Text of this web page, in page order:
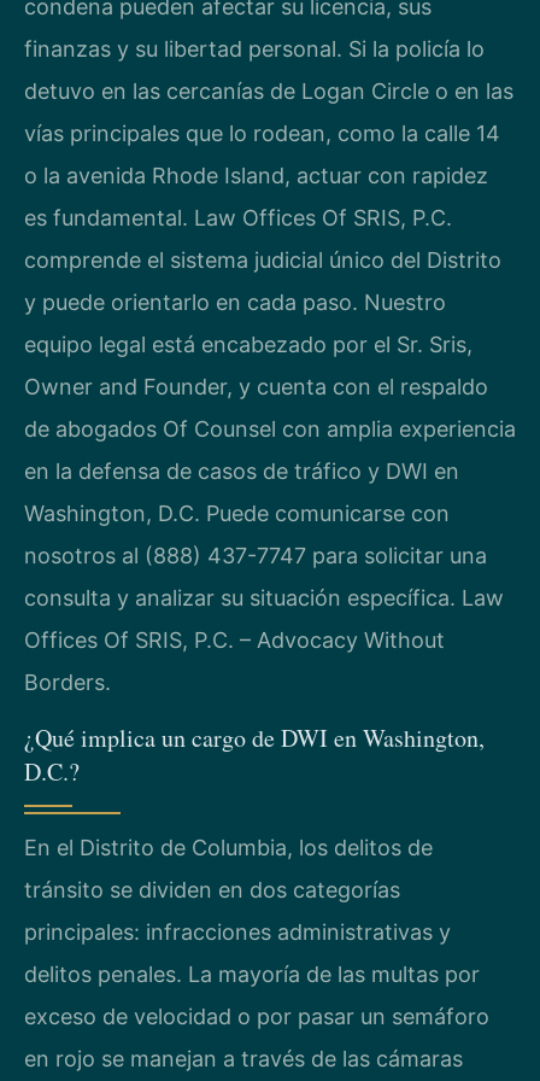
condena pueden afectar su licencia, sus
finanzas y su libertad personal. Si la policía lo
detuvo en las cercanías de Logan Circle o en las
vías principales que lo rodean, como la calle 14
o la avenida Rhode Island, actuar con rapidez
es fundamental. Law Offices Of SRIS, P.C.
comprende el sistema judicial único del Distrito
y puede orientarlo en cada paso. Nuestro
equipo legal está encabezado por el Sr. Sris,
Owner and Founder, y cuenta con el respaldo
de abogados Of Counsel con amplia experiencia
en la defensa de casos de tráfico y DWI en
Washington, D.C. Puede comunicarse con
nosotros al (888) 437-7747 para solicitar una
consulta y analizar su situación específica. Law
Offices Of SRIS, P.C. – Advocacy Without
Borders.
¿Qué implica un cargo de DWI en Washington,
D.C.?
En el Distrito de Columbia, los delitos de
tránsito se dividen en dos categorías
principales: infracciones administrativas y
delitos penales. La mayoría de las multas por
exceso de velocidad o por pasar un semáforo
en rojo se manejan a través de las cámaras